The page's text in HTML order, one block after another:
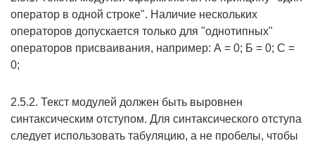
оператор в одной строке". Наличие нескольких
операторов допускается только для "однотипных"
операторов присваивания, например: А = 0; Б = 0; С =
0;
2.5.2. Текст модулей должен быть выровнен
синтаксическим отступом. Для синтаксического отступа
следует использовать табуляцию, а не пробелы, чтобы